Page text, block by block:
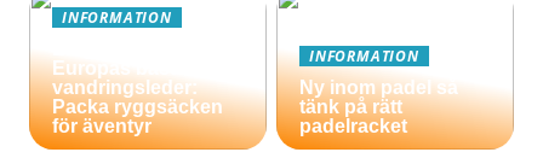
INFORMATION
Europas bästa
vandringsleder:
Packa ryggsäcken
för äventyr
INFORMATION
Ny inom padel så
tänk på rätt
padelracket